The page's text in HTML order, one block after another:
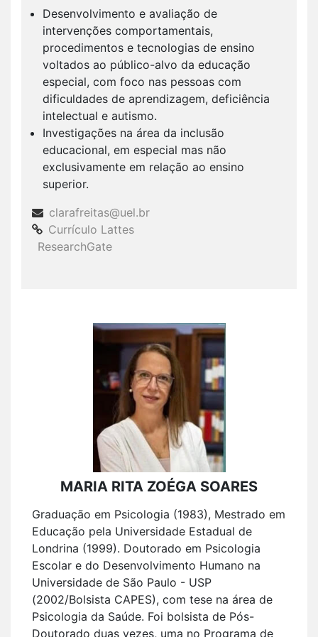
Desenvolvimento e avaliação de
intervenções comportamentais,
procedimentos e tecnologias de ensino
voltados ao público-alvo da educação
especial, com foco nas pessoas com
dificuldades de aprendizagem, deficiência
intelectual e autismo.
Investigações na área da inclusão
educacional, em especial mas não
exclusivamente em relação ao ensino
superior.
clarafreitas@uel.br
Currículo Lattes
ResearchGate
MARIA RITA ZOÉGA SOARES
Graduação em Psicologia (1983), Mestrado em
Educação pela Universidade Estadual de
Londrina (1999). Doutorado em Psicologia
Escolar e do Desenvolvimento Humano na
Universidade de São Paulo - USP
(2002/Bolsista CAPES), com tese na área de
Psicologia da Saúde. Foi bolsista de Pós-
Doutorado duas vezes, uma no Programa de